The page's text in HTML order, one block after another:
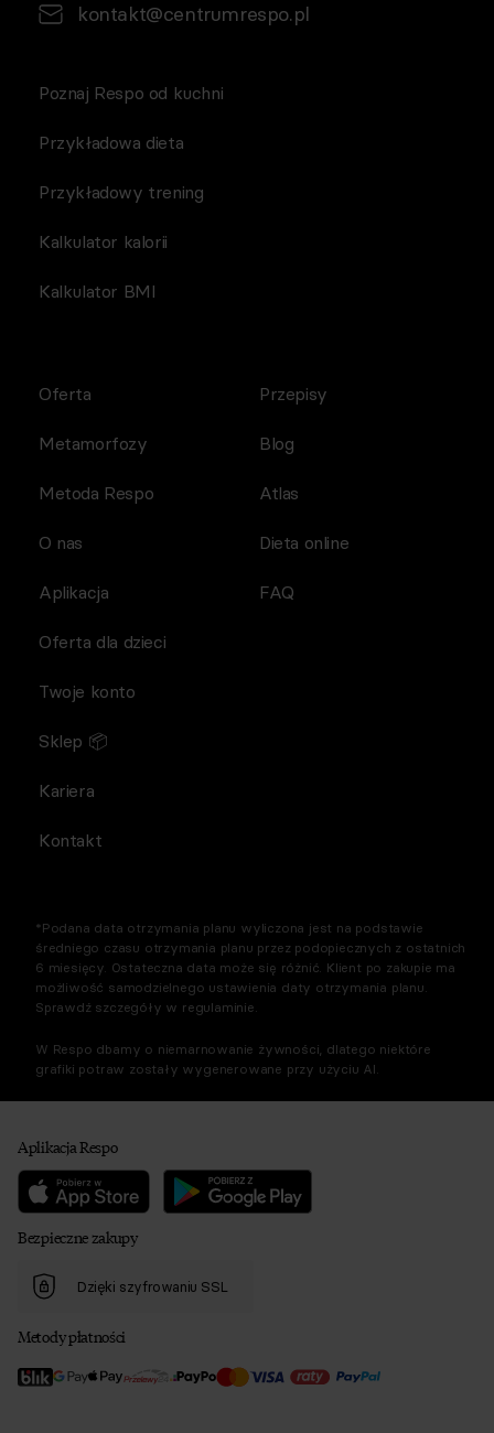
kontakt@centrumrespo.pl
Poznaj Respo od kuchni
Przykładowa dieta
Przykładowy trening
Kalkulator kalorii
Kalkulator BMI
Oferta
Metamorfozy
Metoda Respo
O nas
Aplikacja
Przepisy
Blog
Atlas
Dieta online
FAQ
Oferta dla dzieci
Twoje konto
Sklep 📦
Kariera
Kontakt
*Podana data otrzymania planu wyliczona jest na podstawie
średniego czasu otrzymania planu przez podopiecznych z ostatnich
6 miesięcy. Ostateczna data może się różnić. Klient po zakupie ma
możliwość samodzielnego ustawienia daty otrzymania planu.
Sprawdź szczegóły w regulaminie.
W Respo dbamy o niemarnowanie żywności, dlatego niektóre
grafiki potraw zostały wygenerowane przy użyciu AI.
Aplikacja Respo
Bezpieczne zakupy
Dzięki szyfrowaniu SSL
Metody płatności